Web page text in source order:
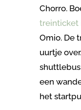
Chorro.
treinticket
Omio. De
uurtje
een
het